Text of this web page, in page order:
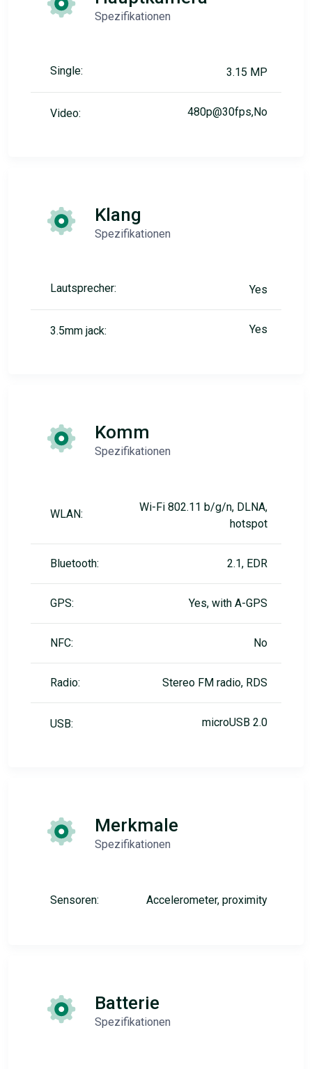
Spezifikationen
Single: 3.15 MP
Video: 480p@30fps,No
Klang
Spezifikationen
Lautsprecher: Yes
3.5mm jack: Yes
Komm
Spezifikationen
WLAN:
Wi-Fi 802.11 b/g/n, DLNA,
hotspot
Bluetooth: 2.1, EDR
GPS: Yes, with A-GPS
NFC: No
Radio: Stereo FM radio, RDS
USB: microUSB 2.0
Merkmale
Spezifikationen
Sensoren: Accelerometer, proximity
Batterie
Spezifikationen